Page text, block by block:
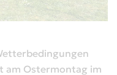
am Ostermontag im